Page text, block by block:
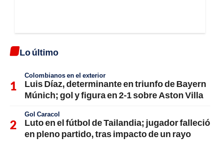
Lo último
Colombianos en el exterior
Luis Díaz, determinante en triunfo de Bayern
Múnich; gol y figura en 2-1 sobre Aston Villa
Gol Caracol
Luto en el fútbol de Tailandia; jugador falleció
en pleno partido, tras impacto de un rayo